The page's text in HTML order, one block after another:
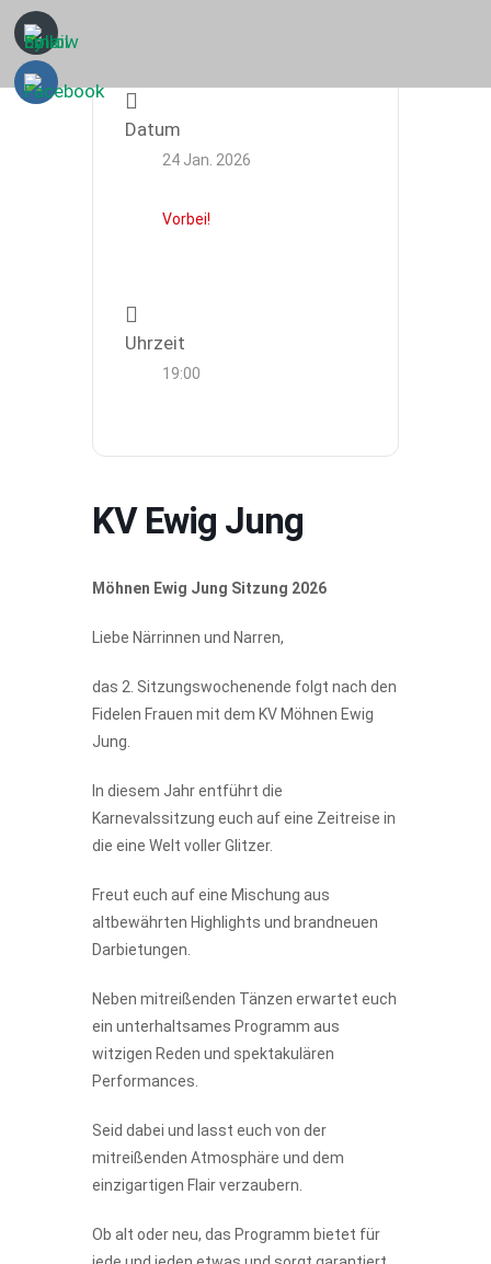
Datum
24 Jan. 2026
Vorbei!
Uhrzeit
19:00
KV Ewig Jung
Möhnen Ewig Jung Sitzung 2026
Liebe Närrinnen und Narren,
das 2. Sitzungswochenende folgt nach den
Fidelen Frauen mit dem KV Möhnen Ewig
Jung.
In diesem Jahr entführt die
Karnevalssitzung euch auf eine Zeitreise in
die eine Welt voller Glitzer.
Freut euch auf eine Mischung aus
altbewährten Highlights und brandneuen
Darbietungen.
Neben mitreißenden Tänzen erwartet euch
ein unterhaltsames Programm aus
witzigen Reden und spektakulären
Performances.
Seid dabei und lasst euch von der
mitreißenden Atmosphäre und dem
einzigartigen Flair verzaubern.
Ob alt oder neu, das Programm bietet für